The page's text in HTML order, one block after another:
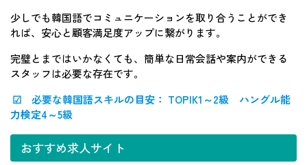
少しでも韓国語でコミュニケーションを取り合うことができ
れば、安心と顧客満足度アップに繋がります。
完璧とまではいかなくても、簡単な日常会話や案内ができる
スタッフは必要な存在です。
☑ 必要な韓国語スキルの目安： TOPIK1～2級 ハングル能
力検定4～5級
おすすめ求人サイト